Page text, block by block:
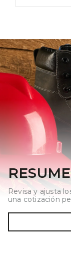
Revisa y ajusta
una cotización